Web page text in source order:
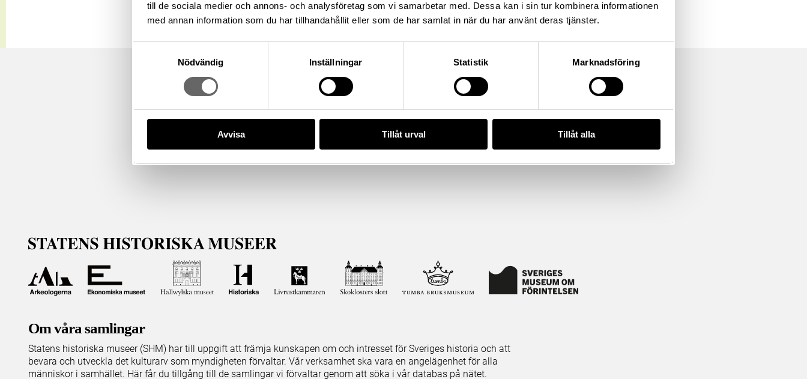
till de sociala medier och annons- och analysföretag som vi samarbetar med. Dessa kan i sin tur kombinera informationen
med annan information som du har tillhandahållit eller som de har samlat in när du har använt deras tjänster.
Nödvändig
Inställningar Statistik Marknadsföring
Avvisa Tillåt urval Tillåt alla
Om våra samlingar
Statens historiska museer (SHM) har till uppgift att främja kunskapen om och intresset för Sveriges historia och att
bevara och utveckla det kulturarv som myndigheten förvaltar. Vår verksamhet ska vara en angelägenhet för alla
människor i samhället. Här får du tillgång till de samlingar vi förvaltar genom att söka i vår databas på nätet.